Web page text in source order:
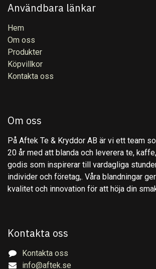
Användbara länkar
Hem
Om oss
Produkter
Köpvillkor
Kontakta oss
Om oss
På Aftek Te & Kryddor AB är vi ett team
20 år med att blanda och leverera te,
godis som inspirerar till vardagliga
individer och företag,. Våra blandningar
kvalitet och innovation för att höja din
Kontakta oss
Kontakta oss
info@aftek.se